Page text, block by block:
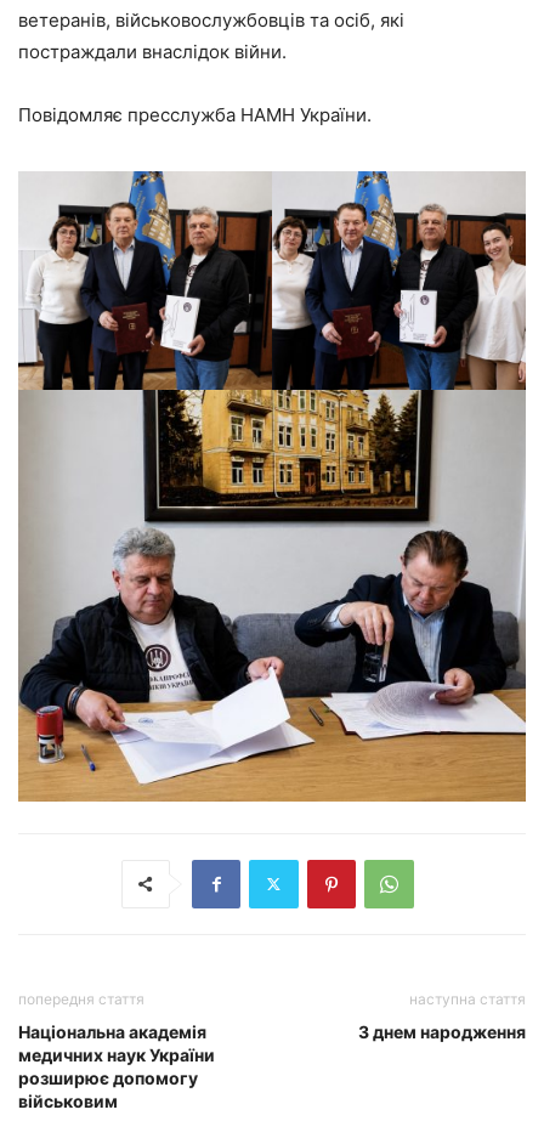
ветеранів, військовослужбовців та осіб, які
постраждали внаслідок війни.
Повідомляє пресслужба НАМН України.
попередня стаття
Національна академія
медичних наук України
розширює допомогу
військовим
наступна стаття
З днем народження